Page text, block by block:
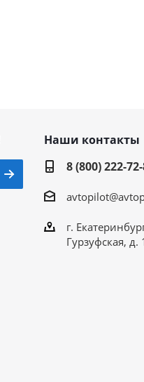
Наши контакты
8 (800) 222-
г.
Гурзуфская, д.